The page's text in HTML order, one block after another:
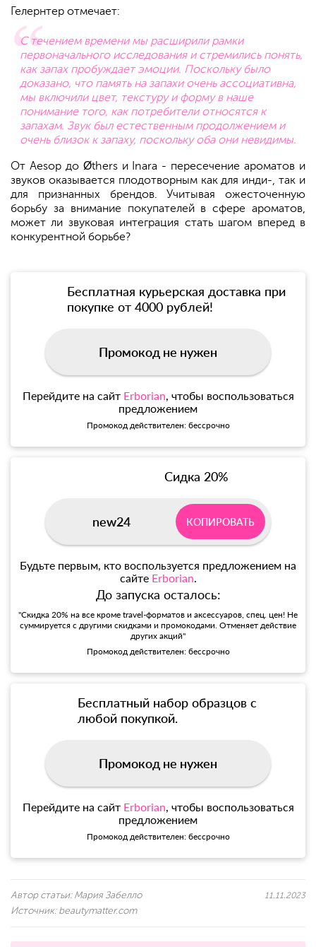
Гелернтер отмечает:
С течением времени мы расширили рамки
первоначального исследования и стремились понять,
как запах пробуждает эмоции. Поскольку было
доказано, что память на запахи очень ассоциативна,
мы включили цвет, текстуру и форму в наше
понимание того, как потребители относятся к
запахам. Звук был естественным продолжением и
очень близок к запаху, поскольку оба они невидимы.
От Aesop до Øthers и Inara - пересечение ароматов и
звуков оказывается плодотворным как для инди-, так и
для признанных брендов. Учитывая ожесточенную
борьбу за внимание покупателей в сфере ароматов,
может ли звуковая интеграция стать шагом вперед в
конкурентной борьбе?
Бесплатная курьерская доставка при
покупке от 4000 рублей!
Промокод не нужен
Перейдите на сайт Erborian, чтобы воспользоваться
предложением
Промокод действителен: бессрочно
Сидка 20%
new24 КОПИРОВАТЬ
Будьте первым, кто воспользуется предложением на
сайте Erborian.
До запуска осталось:
"Скидка 20% на все кроме travel-форматов и аксессуаров, спец. цен! Не
суммируется с другими скидками и промокодами. Отменяет действие
других акций"
Промокод действителен: бессрочно
Бесплатный набор образцов с
любой покупкой.
Промокод не нужен
Перейдите на сайт Erborian, чтобы воспользоваться
предложением
Промокод действителен: бессрочно
Автор статьи: Мария Забелло
Источник: beautymatter.com
11.11.2023